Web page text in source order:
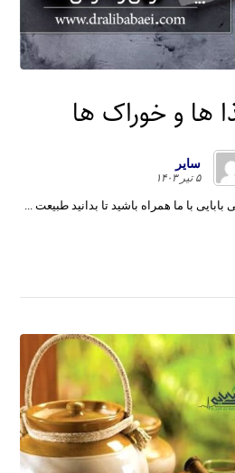
ها و خوراک ها
سایر
۵ تیر ۱۴۰۳
با ما همراه باشید تا بدانید طبیعت ...